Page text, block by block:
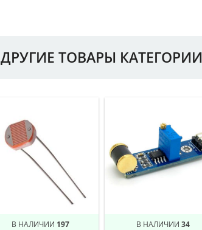
ДРУГИЕ ТОВАРЫ КАТЕГОРИИ
В НАЛИЧИИ 197 В НАЛИЧИИ 34